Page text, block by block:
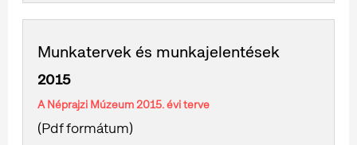
Munkatervek és munkajelentések
2015
A Néprajzi Múzeum 2015. évi terve
(Pdf formátum)